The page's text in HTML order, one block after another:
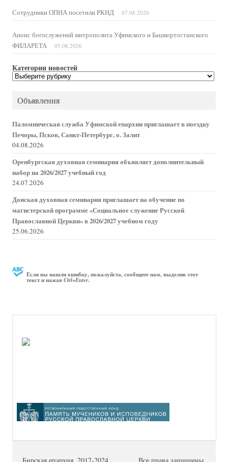
Сотрудники ОПНА посетили РКНД 07.08.2026
Анонс богослужений митрополита Уфимского и Башкортостанского
ФИЛАРЕТА
05.08.2026
Категории новостей
Категории
новостей
Объявления
Паломническая служба Уфимской епархии приглашает в поездку
Печоры, Псков, Санкт-Петербург, о. Залит
04.08.2026
Оренбургская духовная семинария объявляет дополнительный
набор на 2026/2027 учебный год
24.07.2026
Донская духовная семинария приглашает на обучение по
магистерской программе «Социальное служение Русской
Православной Церкви» в 2026/2027 учебном году
25.06.2026
Если вы нашли ошибку, пожалуйста, сообщите нам, выделив этот
текст и нажавCtrl+Enter.